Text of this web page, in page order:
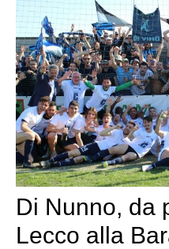
Di Nunno, da
Lecco alla